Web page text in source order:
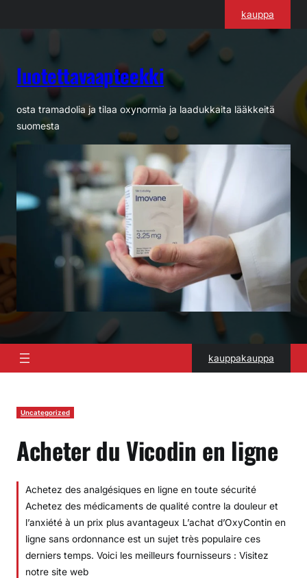
kauppa
luotettavaapteekki
osta tramadolia ja tilaa oxynormia ja laadukkaita lääkkeitä
suomesta
kauppakauppa
Uncategorized
Acheter du Vicodin en ligne
Achetez des analgésiques en ligne en toute sécurité
Achetez des médicaments de qualité contre la douleur et
l’anxiété à un prix plus avantageux L’achat d’OxyContin en
ligne sans ordonnance est un sujet très populaire ces
derniers temps. Voici les meilleurs fournisseurs : Visitez
notre site web